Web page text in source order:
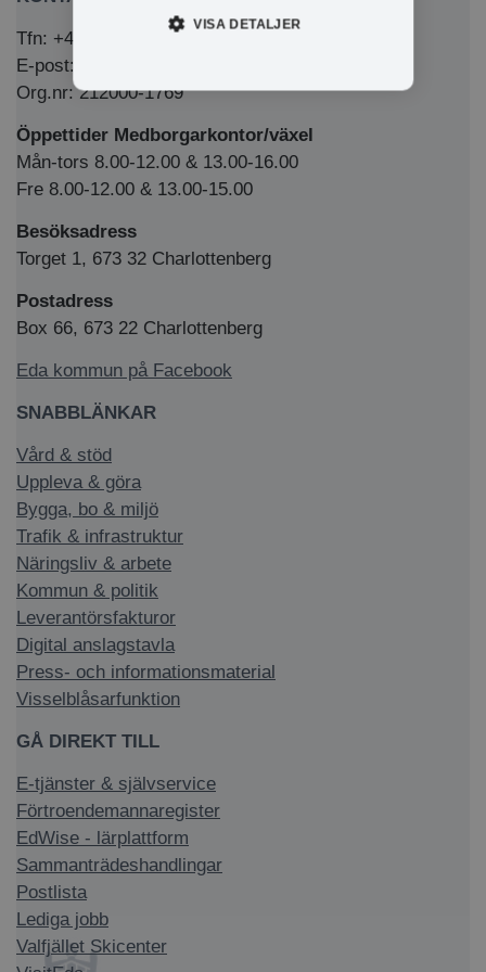
Tfn: +46 (0)571-281 00
E-post: kommun@eda.se
Org.nr: 212000-1769
Öppettider Medborgarkontor/växel
Mån-tors 8.00-12.00 & 13.00-16.00
Fre 8.00-12.00 & 13.00-15.00
Besöksadress
Torget 1, 673 32 Charlottenberg
Postadress
Box 66, 673 22 Charlottenberg
Eda kommun på Facebook
SNABBLÄNKAR
Vård & stöd
Uppleva & göra
Bygga, bo & miljö
Trafik & infrastruktur
Näringsliv & arbete
Kommun & politik
Leverantörsfakturor
Digital anslagstavla
Press- och informationsmaterial
Visselblåsarfunktion
GÅ DIREKT TILL
E-tjänster & självservice
Förtroendemannaregister
EdWise - lärplattform
Sammanträdeshandlingar
Postlista
Lediga jobb
Valfjället Skicenter
VISA DETALJER